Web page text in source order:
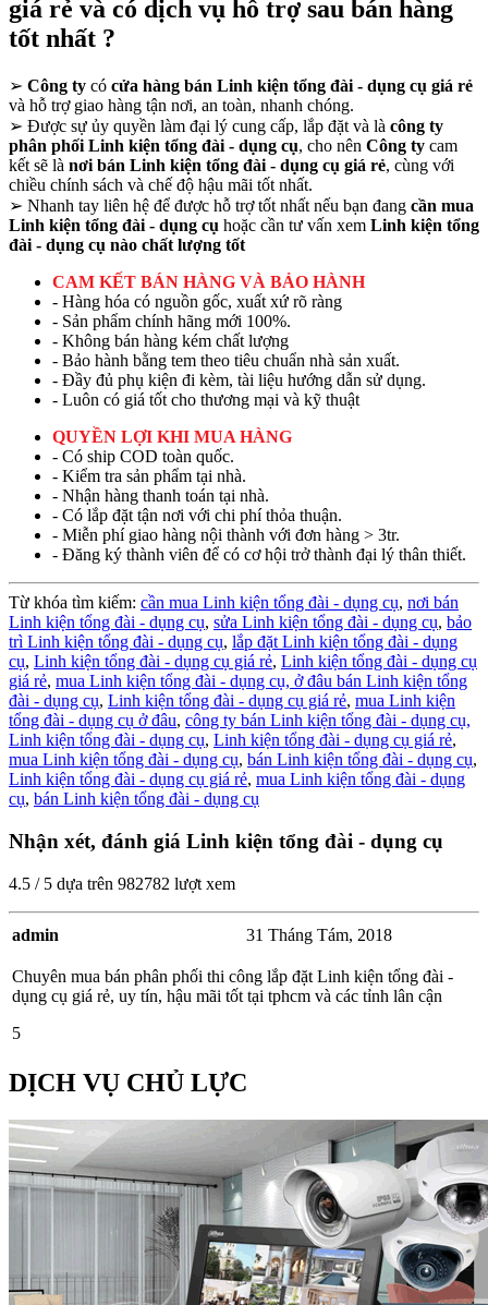
giá rẻ và có dịch vụ hỗ trợ sau bán hàng
tốt nhất ?
➢ Công ty có cửa hàng bán Linh kiện tổng đài - dụng cụ giá rẻ
và hỗ trợ giao hàng tận nơi, an toàn, nhanh chóng.
➢ Được sự ủy quyền làm đại lý cung cấp, lắp đặt và là công ty
phân phối Linh kiện tổng đài - dụng cụ, cho nên Công ty cam
kết sẽ là nơi bán Linh kiện tổng đài - dụng cụ giá rẻ, cùng với
chiều chính sách và chế độ hậu mãi tốt nhất.
➢ Nhanh tay liên hệ để được hỗ trợ tốt nhất nếu bạn đang cần mua
Linh kiện tổng đài - dụng cụ hoặc cần tư vấn xem Linh kiện tổng
đài - dụng cụ nào chất lượng tốt
CAM KẾT BÁN HÀNG VÀ BẢO HÀNH
- Hàng hóa có nguồn gốc, xuất xứ rõ ràng
- Sản phẩm chính hãng mới 100%.
- Không bán hàng kém chất lượng
- Bảo hành bằng tem theo tiêu chuẩn nhà sản xuất.
- Đầy đủ phụ kiện đi kèm, tài liệu hướng dẫn sử dụng.
- Luôn có giá tốt cho thương mại và kỹ thuật
QUYỀN LỢI KHI MUA HÀNG
- Có ship COD toàn quốc.
- Kiểm tra sản phẩm tại nhà.
- Nhận hàng thanh toán tại nhà.
- Có lắp đặt tận nơi với chi phí thỏa thuận.
- Miễn phí giao hàng nội thành với đơn hàng > 3tr.
- Đăng ký thành viên để có cơ hội trở thành đại lý thân thiết.
Từ khóa tìm kiếm: cần mua Linh kiện tổng đài - dụng cụ, nơi bán
Linh kiện tổng đài - dụng cụ, sửa Linh kiện tổng đài - dụng cụ, bảo
trì Linh kiện tổng đài - dụng cụ, lắp đặt Linh kiện tổng đài - dụng
cụ, Linh kiện tổng đài - dụng cụ giá rẻ, Linh kiện tổng đài - dụng cụ
giá rẻ, mua Linh kiện tổng đài - dụng cụ, ở đâu bán Linh kiện tổng
đài - dụng cụ, Linh kiện tổng đài - dụng cụ giá rẻ, mua Linh kiện
tổng đài - dụng cụ ở đâu, công ty bán Linh kiện tổng đài - dụng cụ,
Linh kiện tổng đài - dụng cụ, Linh kiện tổng đài - dụng cụ giá rẻ,
mua Linh kiện tổng đài - dụng cụ, bán Linh kiện tổng đài - dụng cụ,
Linh kiện tổng đài - dụng cụ giá rẻ, mua Linh kiện tổng đài - dụng
cụ, bán Linh kiện tổng đài - dụng cụ
Nhận xét, đánh giá Linh kiện tổng đài - dụng cụ
4.5 / 5 dựa trên 982782 lượt xem
admin 31 Tháng Tám, 2018
Chuyên mua bán phân phối thi công lắp đặt Linh kiện tổng đài -
dụng cụ giá rẻ, uy tín, hậu mãi tốt tại tphcm và các tỉnh lân cận
5
DỊCH VỤ CHỦ LỰC